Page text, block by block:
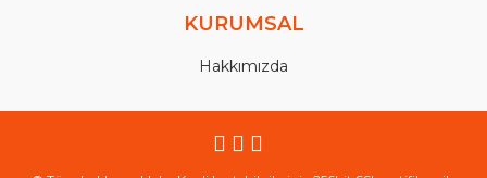
KURUMSAL
Hakkımızda